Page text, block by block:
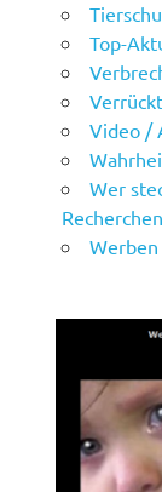
Top-
Video /
Wer
Recherchen
Werben